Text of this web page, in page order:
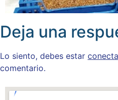
Deja una
Lo siento, debes estar
comentario.